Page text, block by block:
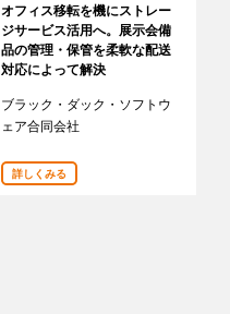
シューズクリーニング
オフィス移転を機にストレー
ジサービス活用へ。展示会備
品の管理・保管を柔軟な配送
対応によって解決
ブラック・ダック・ソフトウ
ェア合同会社
詳しくみる